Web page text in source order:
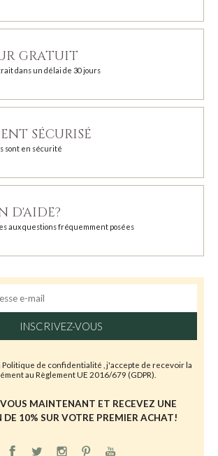
GRATUIT
dans un délai de 30 jours
SÉCURISÉ
sont en sécurité
D'AIDE?
aux questions fréquemment posées
INSCRIVEZ-VOUS
Politique de confidentialité , j'accepte de recevoir la
au Règlement UE 2016/679 (GDPR).
MAINTENANT ET RECEVEZ UNE
DE 10% SUR VOTRE PREMIER ACHAT!